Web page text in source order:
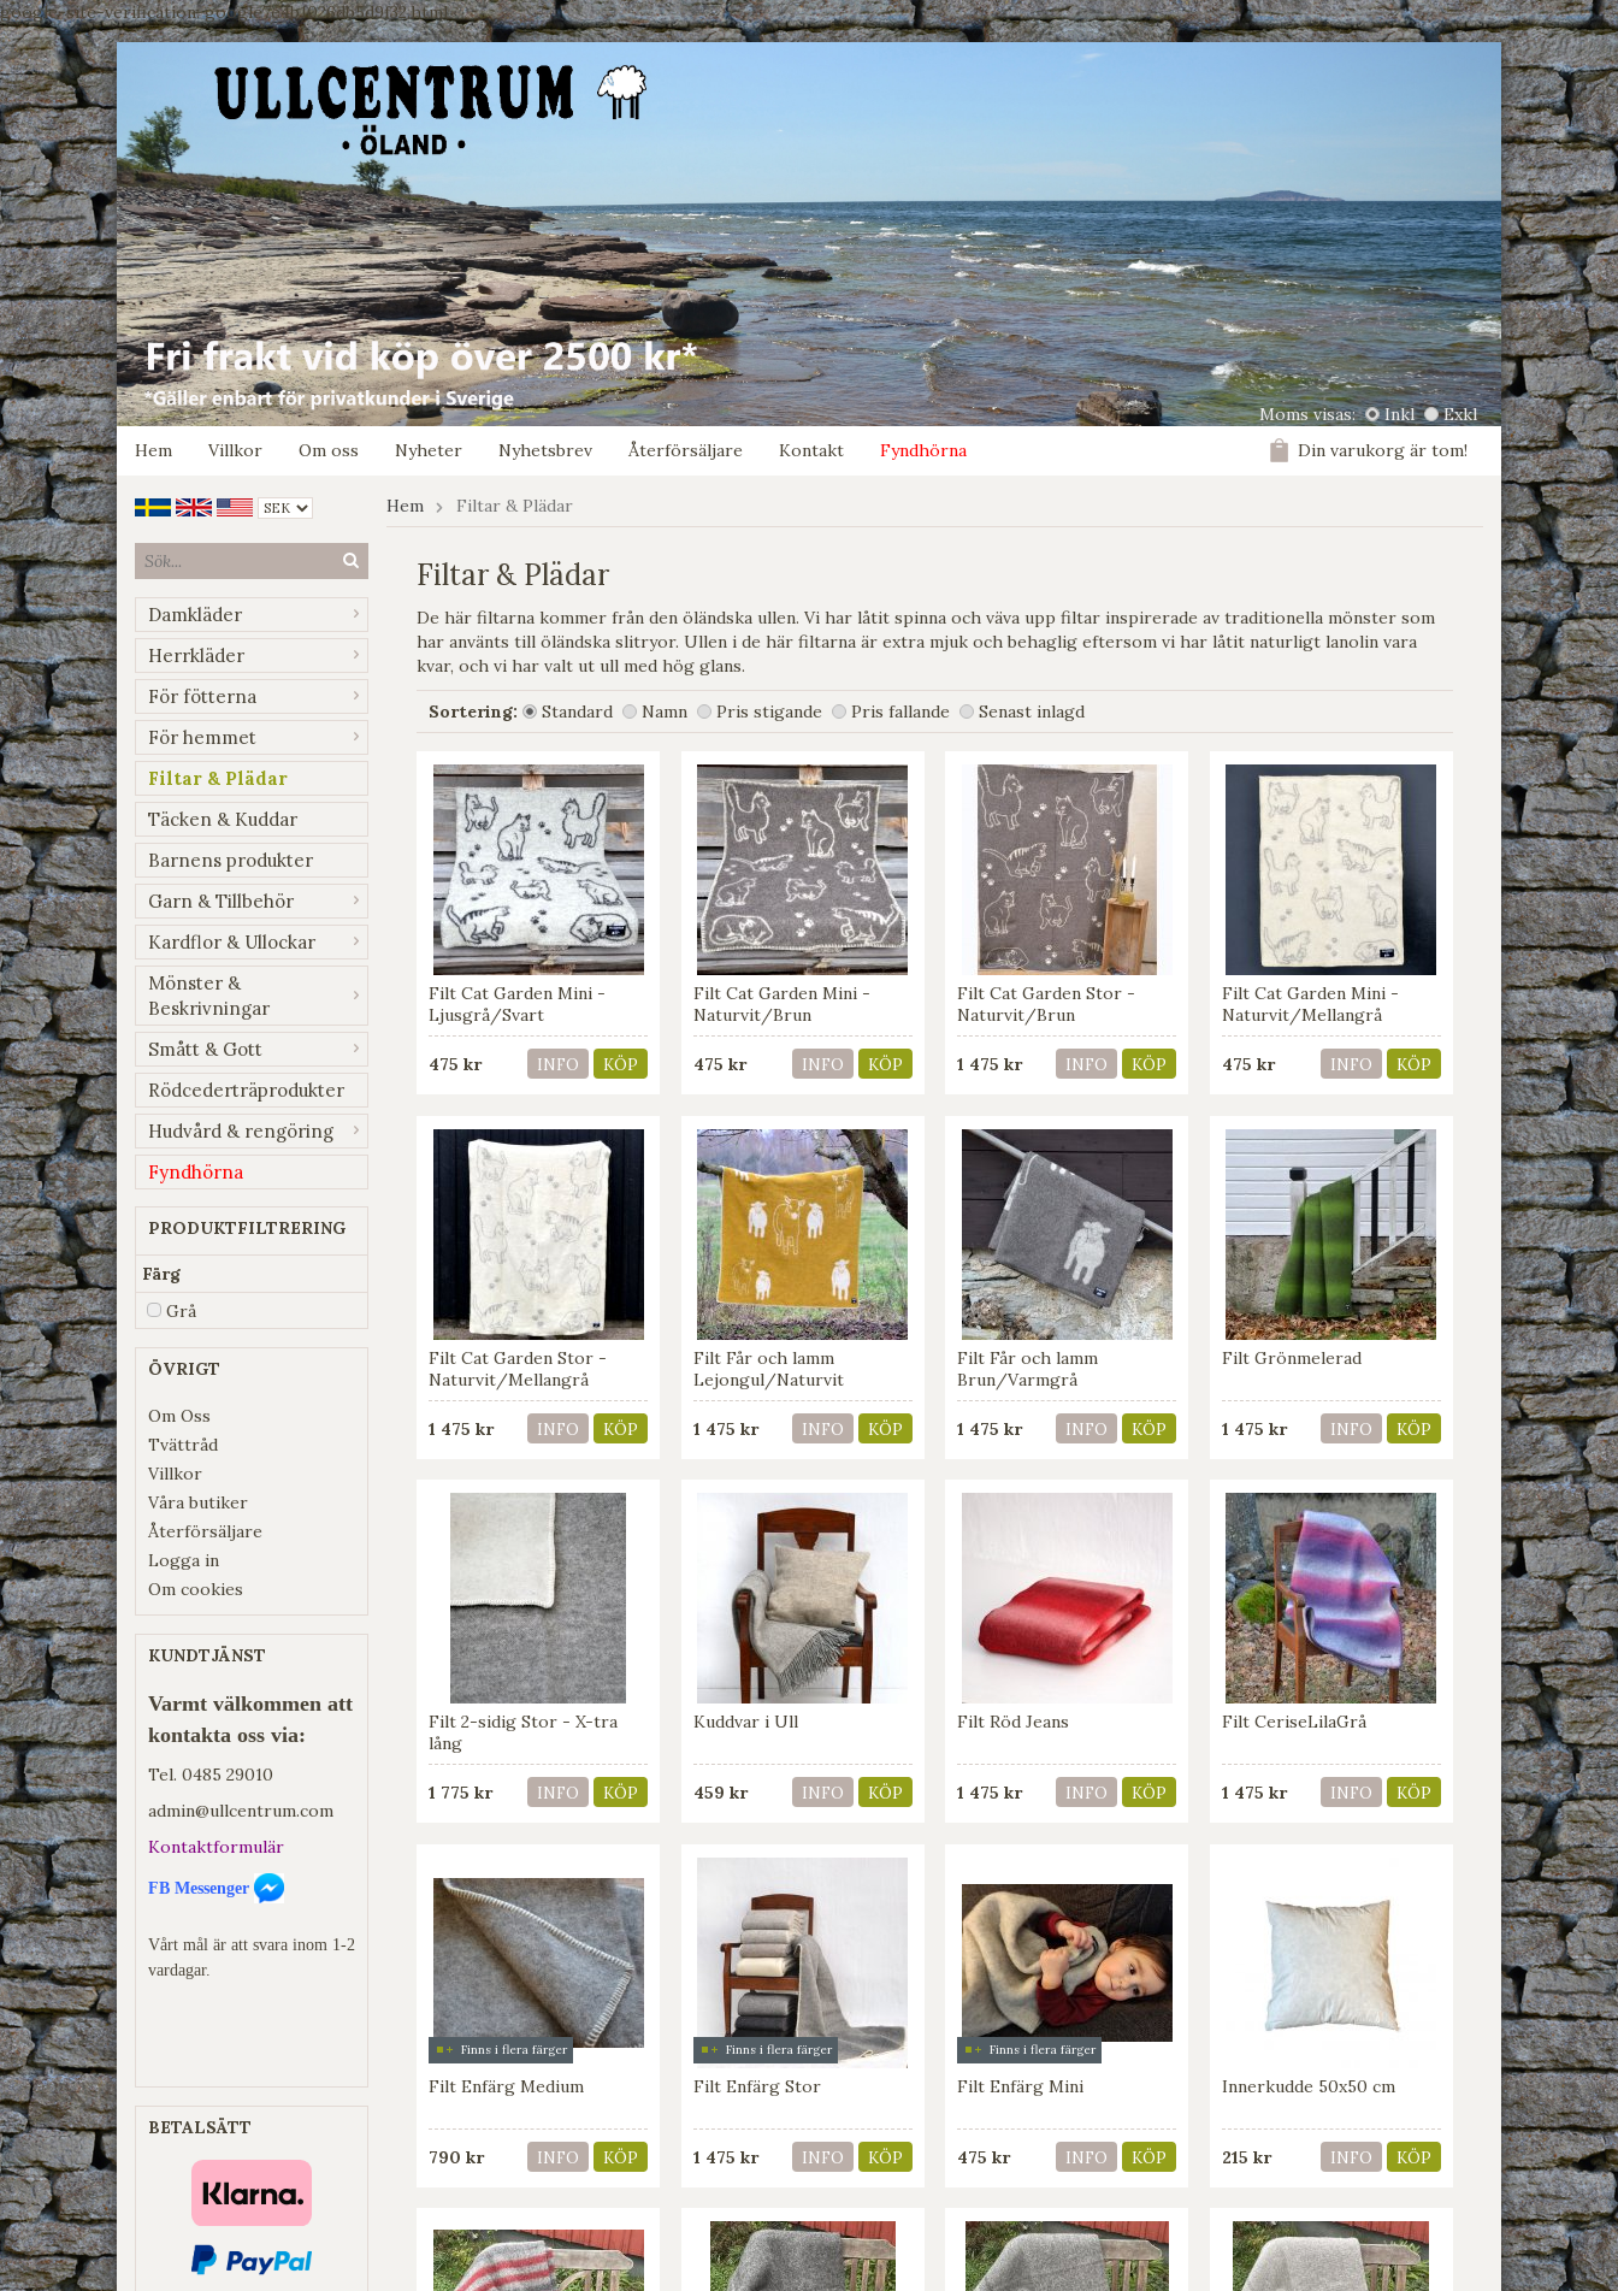
google-site-verification: google7e4b1026db5d9f32.html
Moms visas: Inkl
Exkl
Hem
Villkor Om oss Nyheter Nyhetsbrev Återförsäljare Kontakt Fyndhörna Din varukorg är tom!
Damkläder
Herrkläder
För fötterna
För hemmet
Filtar & Plädar
Täcken & Kuddar
Barnens produkter
Garn & Tillbehör
Kardflor & Ullockar
Mönster &
Beskrivningar
Smått & Gott
Rödcederträprodukter
Hudvård & rengöring
Fyndhörna
PRODUKTFILTRERING
Färg
Grå
ÖVRIGT
Om Oss
Tvättråd
Villkor
Våra butiker
Återförsäljare
Logga in
Om cookies
KUNDTJÄNST
Varmt välkommen att
kontakta oss via:
Tel. 0485 29010
admin@ullcentrum.com
Kontaktformulär
FB Messenger
Vårt mål är att svara inom 1-2
vardagar.
BETALSÄTT
Hem Filtar & Plädar
Filtar & Plädar
De här filtarna kommer från den öländska ullen. Vi har låtit spinna och väva upp filtar inspirerade av traditionella mönster som
har använts till öländska slitryor. Ullen i de här filtarna är extra mjuk och behaglig eftersom vi har låtit naturligt lanolin vara
kvar, och vi har valt ut ull med hög glans.
Sortering: Standard Namn Pris stigande Pris fallande Senast inlagd
Filt Cat Garden Mini -
Ljusgrå/Svart
475 kr INFO KÖP
Filt Cat Garden Mini -
Naturvit/Brun
475 kr INFO KÖP
Filt Cat Garden Stor -
Naturvit/Brun
1 475 kr INFO KÖP
Filt Cat Garden Mini -
Naturvit/Mellangrå
475 kr INFO KÖP
Filt Cat Garden Stor -
Naturvit/Mellangrå
1 475 kr INFO KÖP
Filt Får och lamm
Lejongul/Naturvit
1 475 kr INFO KÖP
Filt Får och lamm
Brun/Varmgrå
1 475 kr INFO KÖP
Filt Grönmelerad
1 475 kr INFO KÖP
Filt 2-sidig Stor - X-tra
lång
1 775 kr INFO KÖP
Kuddvar i Ull
459 kr INFO KÖP
Filt Röd Jeans
1 475 kr INFO KÖP
Filt CeriseLilaGrå
1 475 kr INFO KÖP
Finns i flera färger
Filt Enfärg Medium
790 kr INFO KÖP
Finns i flera färger
Filt Enfärg Stor
1 475 kr INFO KÖP
Finns i flera färger
Filt Enfärg Mini
475 kr INFO KÖP
Innerkudde 50x50 cm
215 kr INFO KÖP